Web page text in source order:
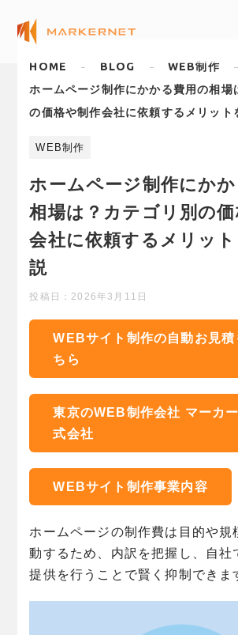
HOME BLOG
WEB制作
ホームページ制作にかかる費用の相場
の価格や制作会社に依頼するメリット
WEB制作
ホームページ制作にか
相場は？カテゴリ別の
会社に依頼するメリッ
説
投稿日： 2026年3月11日
WEBサイト制作の自動お見積
ちら
東京のWEB制作会社 マーカ
式会社
WEBサイト制作事業内容
ホームページの制作費は目的や規
動するため、内訳を把握し、自社
提供を行うことで賢く抑制できま